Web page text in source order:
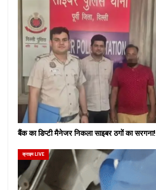
बैंक का डिप्टी मैनेजर निकला साइबर ठगों का सरगना!
क्राइम LIVE